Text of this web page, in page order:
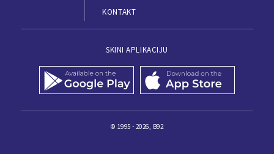
KONTAKT
SKINI APLIKACIJU
© 1995 - 2026, B92